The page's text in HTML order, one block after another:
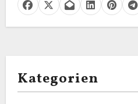
Kategorien